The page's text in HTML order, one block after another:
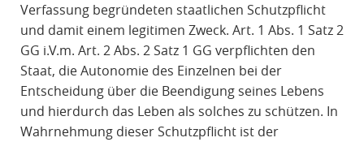
Verfassung begründeten staatlichen Schutzpflicht
und damit einem legitimen Zweck. Art. 1 Abs. 1 Satz 2
GG i.V.m. Art. 2 Abs. 2 Satz 1 GG verpflichten den
Staat, die Autonomie des Einzelnen bei der
Entscheidung über die Beendigung seines Lebens
und hierdurch das Leben als solches zu schützen. In
Wahrnehmung dieser Schutzpflicht ist der